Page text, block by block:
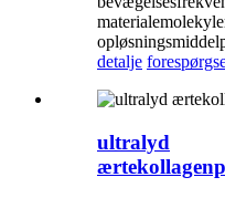
detalje
ultralyd